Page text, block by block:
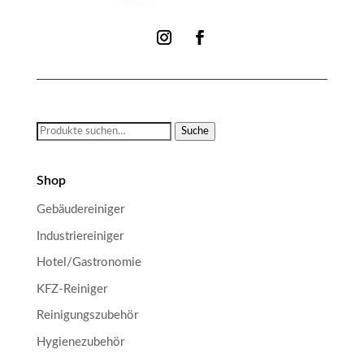
Suche
nach:
Suche
Shop
Gebäudereiniger
Industriereiniger
Hotel/Gastronomie
KFZ-Reiniger
Reinigungszubehör
Hygienezubehör